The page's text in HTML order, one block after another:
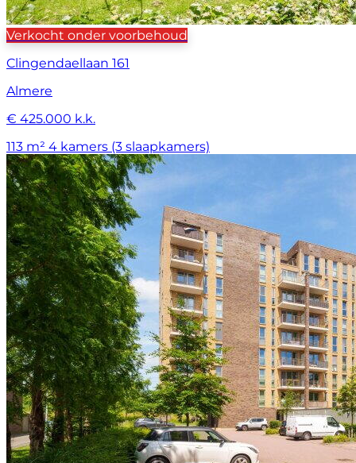
Verkocht onder voorbehoud
Clingendaellaan 161
Almere
€ 425.000 k.k.
113 m² 4 kamers (3 slaapkamers)